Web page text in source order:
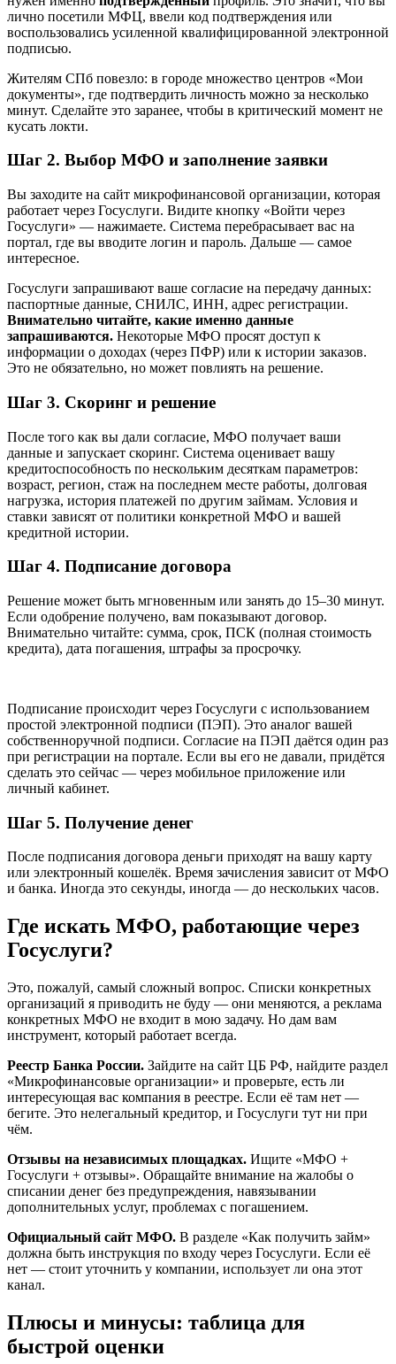
лично посетили МФЦ, ввели код подтверждения или
воспользовались усиленной квалифицированной электронной
подписью.
Жителям СПб повезло: в городе множество центров «Мои
документы», где подтвердить личность можно за несколько
минут. Сделайте это заранее, чтобы в критический момент не
кусать локти.
Шаг 2. Выбор МФО и заполнение заявки
Вы заходите на сайт микрофинансовой организации, которая
работает через Госуслуги. Видите кнопку «Войти через
Госуслуги» — нажимаете. Система перебрасывает вас на
портал, где вы вводите логин и пароль. Дальше — самое
интересное.
Госуслуги запрашивают ваше согласие на передачу данных:
паспортные данные, СНИЛС, ИНН, адрес регистрации.
Внимательно читайте, какие именно данные
запрашиваются. Некоторые МФО просят доступ к
информации о доходах (через ПФР) или к истории заказов.
Это не обязательно, но может повлиять на решение.
Шаг 3. Скоринг и решение
После того как вы дали согласие, МФО получает ваши
данные и запускает скоринг. Система оценивает вашу
кредитоспособность по нескольким десяткам параметров:
возраст, регион, стаж на последнем месте работы, долговая
нагрузка, история платежей по другим займам. Условия и
ставки зависят от политики конкретной МФО и вашей
кредитной истории.
Шаг 4. Подписание договора
Решение может быть мгновенным или занять до 15–30 минут.
Если одобрение получено, вам показывают договор.
Внимательно читайте: сумма, срок, ПСК (полная стоимость
кредита), дата погашения, штрафы за просрочку.
Подписание происходит через Госуслуги с использованием
простой электронной подписи (ПЭП). Это аналог вашей
собственноручной подписи. Согласие на ПЭП даётся один раз
при регистрации на портале. Если вы его не давали, придётся
сделать это сейчас — через мобильное приложение или
личный кабинет.
Шаг 5. Получение денег
После подписания договора деньги приходят на вашу карту
или электронный кошелёк. Время зачисления зависит от МФО
и банка. Иногда это секунды, иногда — до нескольких часов.
Где искать МФО, работающие через
Госуслуги?
Это, пожалуй, самый сложный вопрос. Списки конкретных
организаций я приводить не буду — они меняются, а реклама
конкретных МФО не входит в мою задачу. Но дам вам
инструмент, который работает всегда.
Реестр Банка России. Зайдите на сайт ЦБ РФ, найдите раздел
«Микрофинансовые организации» и проверьте, есть ли
интересующая вас компания в реестре. Если её там нет —
бегите. Это нелегальный кредитор, и Госуслуги тут ни при
чём.
Отзывы на независимых площадках. Ищите «МФО +
Госуслуги + отзывы». Обращайте внимание на жалобы о
списании денег без предупреждения, навязывании
дополнительных услуг, проблемах с погашением.
Официальный сайт МФО. В разделе «Как получить займ»
должна быть инструкция по входу через Госуслуги. Если её
нет — стоит уточнить у компании, использует ли она этот
канал.
Плюсы и минусы: таблица для
быстрой оценки